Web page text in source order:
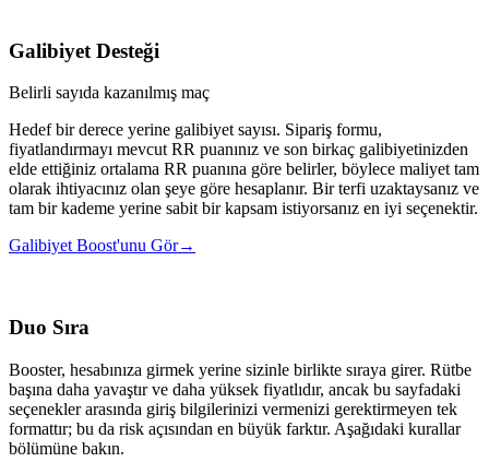
Galibiyet Desteği
Belirli sayıda kazanılmış maç
Hedef bir derece yerine galibiyet sayısı. Sipariş formu,
fiyatlandırmayı mevcut RR puanınız ve son birkaç galibiyetinizden
elde ettiğiniz ortalama RR puanına göre belirler, böylece maliyet tam
olarak ihtiyacınız olan şeye göre hesaplanır. Bir terfi uzaktaysanız ve
tam bir kademe yerine sabit bir kapsam istiyorsanız en iyi seçenektir.
Galibiyet Boost'unu Gör→
Duo Sıra
Booster, hesabınıza girmek yerine sizinle birlikte sıraya girer. Rütbe
başına daha yavaştır ve daha yüksek fiyatlıdır, ancak bu sayfadaki
seçenekler arasında giriş bilgilerinizi vermenizi gerektirmeyen tek
formattır; bu da risk açısından en büyük farktır. Aşağıdaki kurallar
bölümüne bakın.